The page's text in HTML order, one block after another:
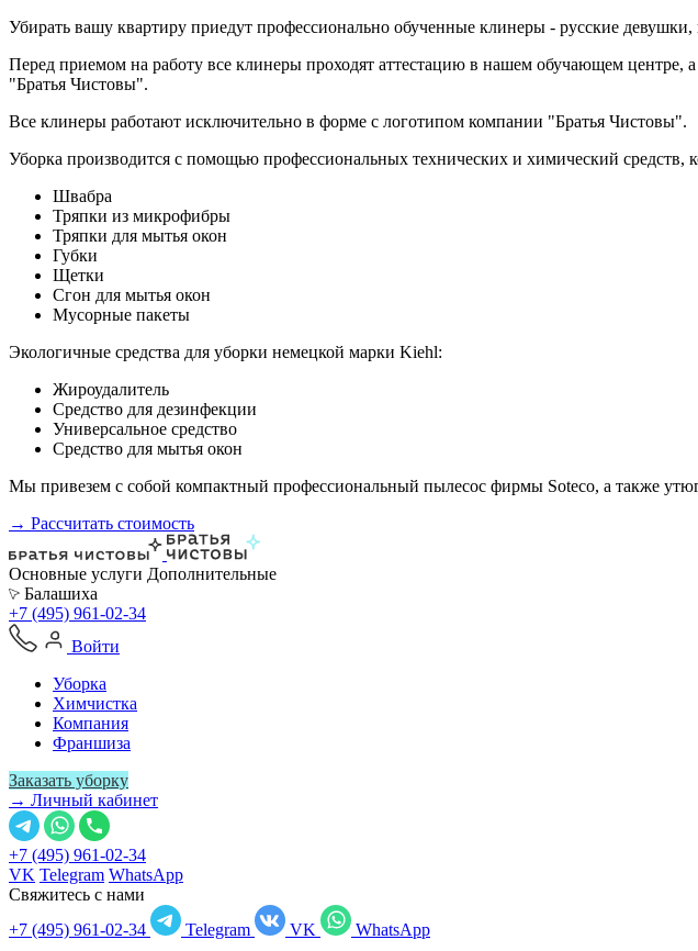
Убирать вашу квартиру приедут профессионально обученные клинеры - русские девушки,
Перед приемом на работу все клинеры проходят аттестацию в нашем обучающем центре,
"Братья Чистовы".
Все клинеры работают исключительно в форме с логотипом компании "Братья Чистовы".
Уборка производится с помощью профессиональных технических и химический средств,
Швабра
Тряпки из микрофибры
Тряпки для мытья окон
Губки
Щетки
Сгон для мытья окон
Мусорные пакеты
Экологичные средства для уборки немецкой марки Kiehl:
Жироудалитель
Средство для дезинфекции
Универсальное средство
Средство для мытья окон
Мы привезем с собой компактный профессиональный пылесос фирмы Soteco, а также
→ Рассчитать стоимость
Основные услуги Дополнительные
Балашиха
+7 (495) 961-02-34
Войти
Уборка
Химчистка
Компания
Франшиза
Заказать уборку
→ Личный кабинет
+7 (495) 961-02-34
VK Telegram WhatsApp
Свяжитесь с нами
+7 (495) 961-02-34
Telegram VK WhatsApp